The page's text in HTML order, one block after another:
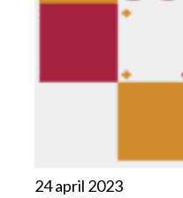
24 april 2023